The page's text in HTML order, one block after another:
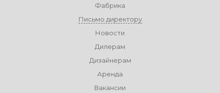
Фабрика
Письмо директору
Новости
Дилерам
Дизайнерам
Аренда
Вакансии